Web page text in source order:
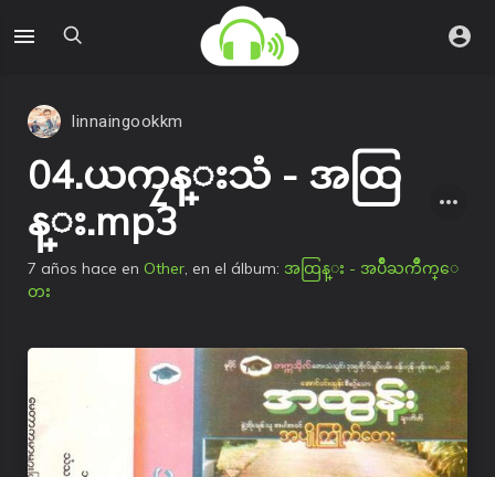
linnaingookkm
04.ယကၠန္းသံ - အထြ
န္း.mp3
7 años hace en Other, en el álbum: အထြန္း - အပ်ိဳႀကိဳက္ေ
တး